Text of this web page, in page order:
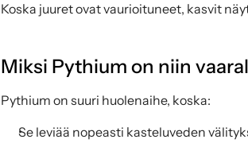
Koska juuret ovat vaurioituneet, kasvit
Miksi Pythium on niin
Pythium on suuri huolenaihe, koska:
Se leviää nopeasti kasteluveden